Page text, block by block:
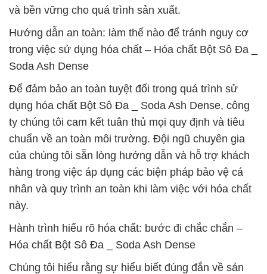
và bền vững cho quá trình sản xuất.
Hướng dẫn an toàn: làm thế nào để tránh nguy cơ
trong việc sử dụng hóa chất – Hóa chất Bột Sô Đa _
Soda Ash Dense
Để đảm bảo an toàn tuyệt đối trong quá trình sử
dụng hóa chất Bột Sô Đa _ Soda Ash Dense, công
ty chúng tôi cam kết tuân thủ mọi quy định và tiêu
chuẩn về an toàn môi trường. Đội ngũ chuyên gia
của chúng tôi sẵn lòng hướng dẫn và hỗ trợ khách
hàng trong việc áp dụng các biện pháp bảo vệ cá
nhân và quy trình an toàn khi làm việc với hóa chất
này.
Hành trình hiểu rõ hóa chất: bước đi chắc chắn –
Hóa chất Bột Sô Đa _ Soda Ash Dense
Chúng tôi hiểu rằng sự hiểu biết đúng đắn về sản